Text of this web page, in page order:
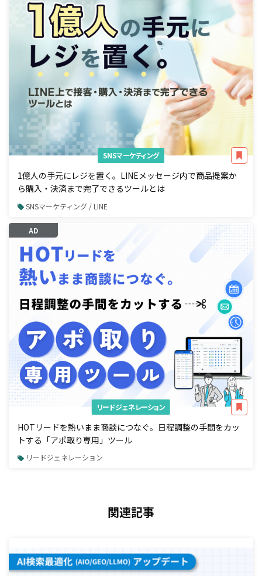
SNSマーケティング
1億人の手元にレジを置く。LINEメッセージ内で商品提案か
ら購入・決済まで完了できるツールとは
SNSマーケティング / LINE
AD
リードジェネレーション
HOTリードを熱いまま商談につなぐ。日程調整の手間をカッ
トする「アポ取り専用」ツール
リードジェネレーション
関連記事